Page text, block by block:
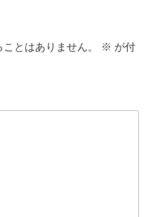
とはありません。 ※ が付